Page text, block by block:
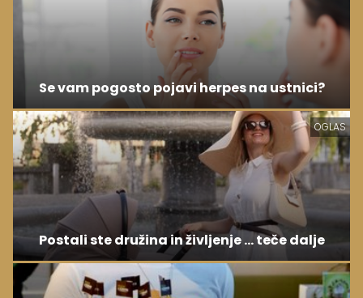
Se vam pogosto pojavi herpes na ustnici?
OGLAS
Postali ste družina in življenje ... teče dalje